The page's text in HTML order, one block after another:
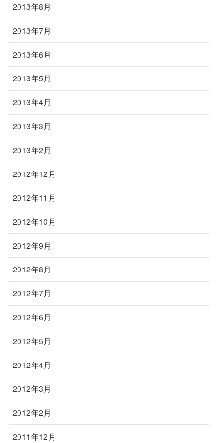
2013年8月
2013年7月
2013年6月
2013年5月
2013年4月
2013年3月
2013年2月
2012年12月
2012年11月
2012年10月
2012年9月
2012年8月
2012年7月
2012年6月
2012年5月
2012年4月
2012年3月
2012年2月
2011年12月